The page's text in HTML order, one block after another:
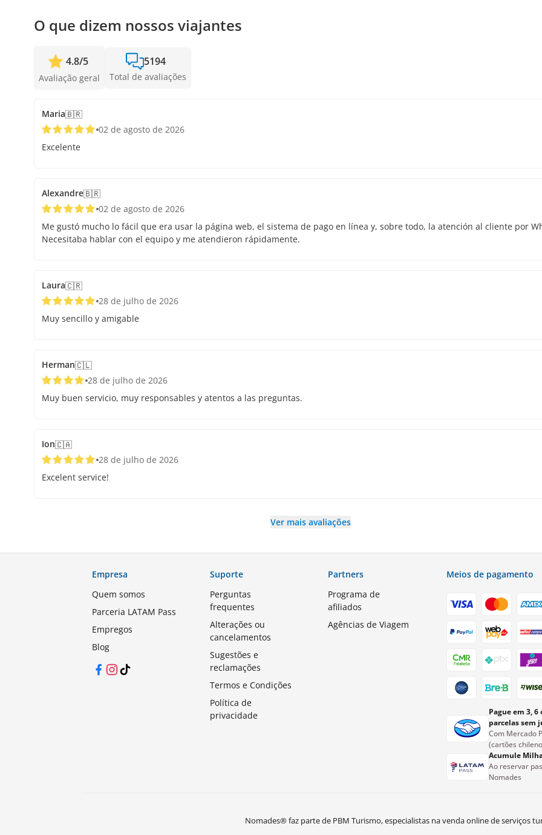
O que dizem nossos viajantes
4.8/5
Avaliação geral
5194
Total de avaliações
Maria🇧🇷
02 de agosto de 2026
Excelente
Alexandre🇧🇷
02 de agosto de 2026
Me gustó mucho lo fácil que era usar la página web, el sistema de pago en línea y, sobre todo, la atención al cliente por
Necesitaba hablar con el equipo y me atendieron rápidamente.
Laura🇨🇷
28 de julho de 2026
Muy sencillo y amigable
Herman🇨🇱
28 de julho de 2026
Muy buen servicio, muy responsables y atentos a las preguntas.
Ion🇨🇦
28 de julho de 2026
Excelent service!
Ver mais avaliações
Empresa
Quem somos
Parceria LATAM Pass
Empregos
Blog
Facebook
Instagram
TikTok
Suporte
Perguntas
frequentes
Alterações ou
cancelamentos
Sugestões e
reclamações
Termos e Condições
Política de
privacidade
Partners
Programa de
afiliados
Agências de Viagem
Meios de pagamento
Pague em 3, 6
parcelas sem
Com Mercado
(cartões
Acumule
Ao reservar
Nomades
Nomades® faz parte de PBM Turismo, especialistas na venda online de serviços